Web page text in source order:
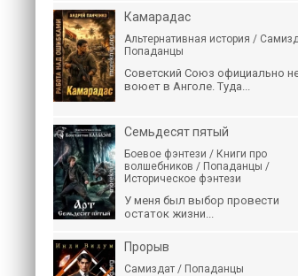
Камарадас
Альтернативная история /
Попаданцы
Советский Союз официально
воюет в Анголе. Туда...
Семьдесят пятый
Боевое фэнтези / Книги про
волшебников / Попаданцы /
Историческое фэнтези
У меня был выбор провести
остаток жизни...
Прорыв
Самиздат / Попаданцы